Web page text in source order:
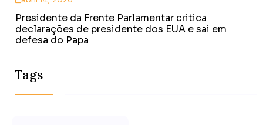
Presidente da Frente Parlamentar critica
declarações de presidente dos EUA e sai em
defesa do Papa
Tags